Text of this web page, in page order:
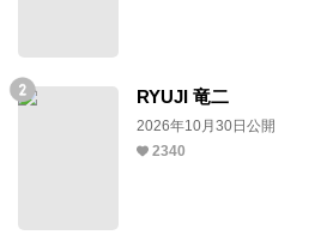
RYUJI 竜二
2026年10月30日公開
2340